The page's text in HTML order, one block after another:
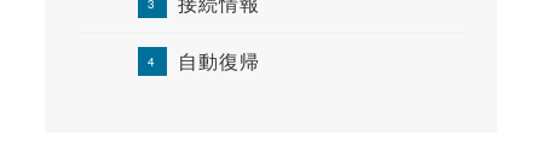
自動復帰